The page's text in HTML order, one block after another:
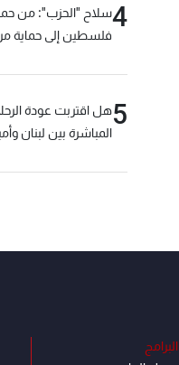
4سلاح "الحزب": من
فلسطين إلى حماية
5هل اقتربت عودة
المباشرة بين لبنان
البرامج